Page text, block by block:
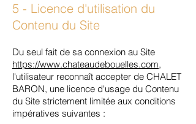
5 - Licence d'utilisation du
Contenu du Site
Du seul fait de sa connexion au Site
https://www.chateaudebouelles.com,
l'utilisateur reconnaît accepter de CHALET
BARON, une licence d'usage du Contenu
du Site strictement limitée aux conditions
impératives suivantes :